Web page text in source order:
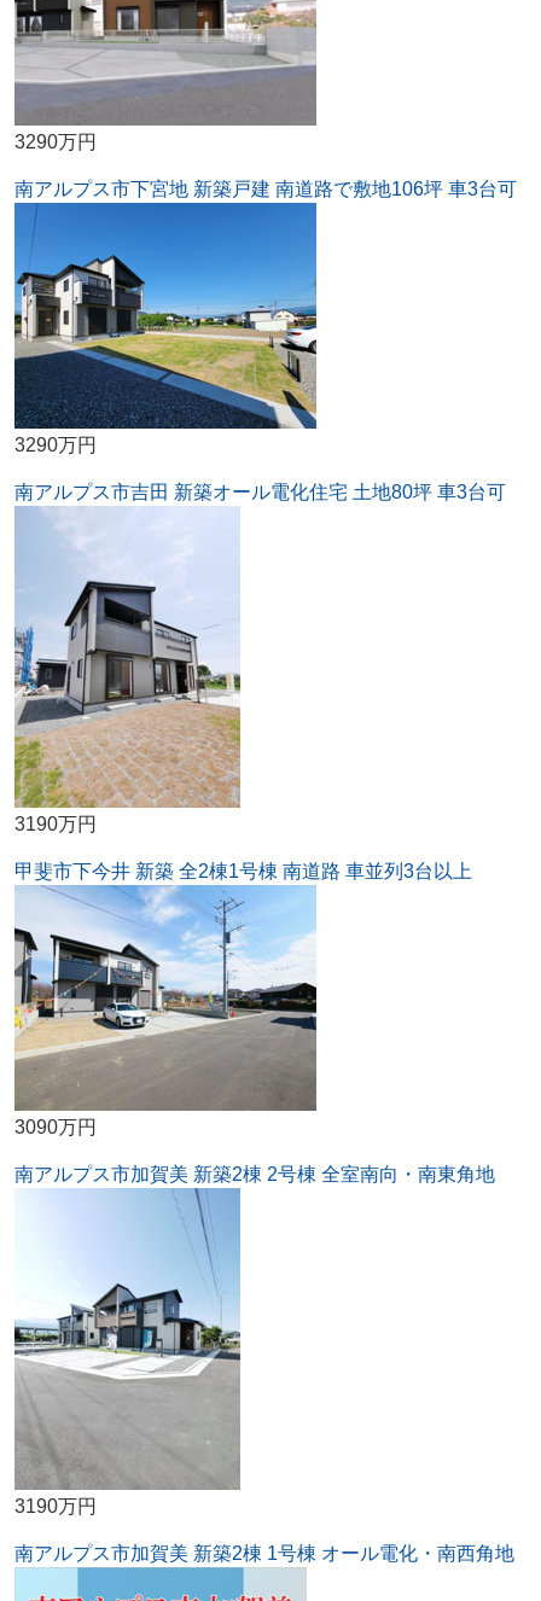
3290万円
南アルプス市下宮地 新築戸建 南道路で敷地106坪 車3台可
3290万円
南アルプス市吉田 新築オール電化住宅 土地80坪 車3台可
3190万円
甲斐市下今井 新築 全2棟1号棟 南道路 車並列3台以上
3090万円
南アルプス市加賀美 新築2棟 2号棟 全室南向・南東角地
3190万円
南アルプス市加賀美 新築2棟 1号棟 オール電化・南西角地